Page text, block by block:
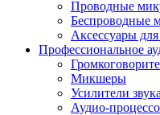
Проводные
Беспроводные
Аксессуары
Профессиональное
Микшеры
Усилители звука
Аудио-